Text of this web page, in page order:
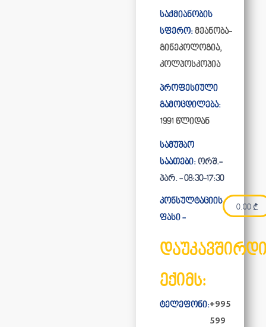
საქმიანობის
სფერო: მეანობა-
გინეკოლოგია,
კოლპოსკოპია
პროფესიული
გამოცდილება:
1991 წლიდან
სამუშაო
საათები: ორშ.-
პარ. - 08:30-17:30
კონსულტაციის
ფასი -
0.00 ₾
ექიმს:
ტელეფონი:+995
599